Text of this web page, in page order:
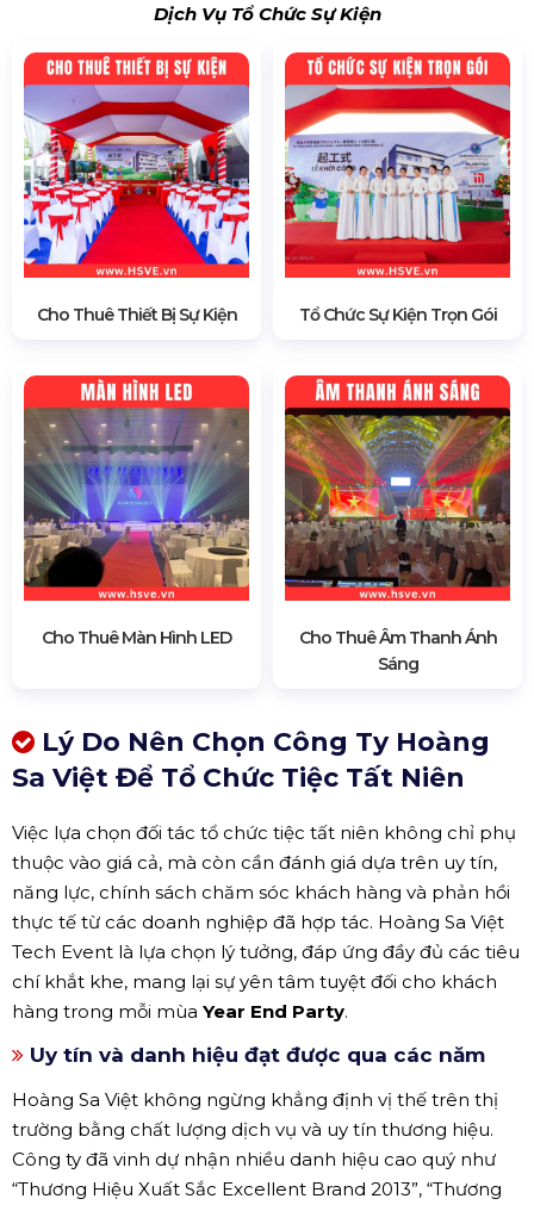
Dịch Vụ Tổ Chức Sự Kiện
Cho Thuê Thiết Bị Sự Kiện Tổ Chức Sự Kiện Trọn Gói
Cho Thuê Màn Hình LED
Cho Thuê Âm Thanh Ánh
Sáng
Lý Do Nên Chọn Công Ty Hoàng
Sa Việt Để Tổ Chức Tiệc Tất Niên
Việc lựa chọn đối tác tổ chức tiệc tất niên không chỉ phụ
thuộc vào giá cả, mà còn cần đánh giá dựa trên uy tín,
năng lực, chính sách chăm sóc khách hàng và phản hồi
thực tế từ các doanh nghiệp đã hợp tác. Hoàng Sa Việt
Tech Event là lựa chọn lý tưởng, đáp ứng đầy đủ các tiêu
chí khắt khe, mang lại sự yên tâm tuyệt đối cho khách
hàng trong mỗi mùa Year End Party.
Uy tín và danh hiệu đạt được qua các năm
Hoàng Sa Việt không ngừng khẳng định vị thế trên thị
trường bằng chất lượng dịch vụ và uy tín thương hiệu.
Công ty đã vinh dự nhận nhiều danh hiệu cao quý như
“Thương Hiệu Xuất Sắc Excellent Brand 2013”, “Thương